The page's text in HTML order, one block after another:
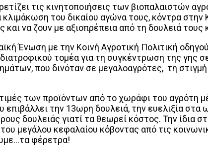
τις κινητοποιήσεις των βιοπαλαιστών
του δικαίου αγώνα τους, κόντρα
και να ζουν με αξιοπρέπεια από τη δουλειά
Ένωση με την Κοινή Αγροτική Πολιτική
τομέα για τη συγκέντρωση της γης
που δινόταν σε μεγαλοαγρότες, τη
τιμές των προϊόντων από το χωράφι του
την 13ωρη δουλειά, την ευελιξία στα
δουλειάς γιατί τα θεωρεί κόστος. Την ίδια
μεγάλου κεφαλαίου κόβοντας από τις
φέρετρα!